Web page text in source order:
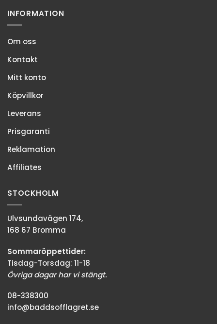
INFORMATION
Om oss
Kontakt
Mitt konto
Köpvillkor
Leverans
Prisgaranti
Reklamation
Affiliates
STOCKHOLM
Ulvsundavägen 174,
168 67 Bromma
Sommaröppettider:
Tisdag-Torsdag: 11-18
Övriga dagar har vi stängt.
08-338300
info@baddsofflagret.se